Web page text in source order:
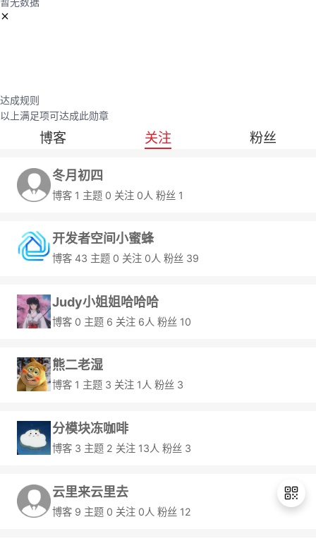
达成规则
以上满足项可达成此勋章
博客 关注 粉丝
冬月初四
博客 1 主题 0 关注 0 粉丝 1
开发者空间小蜜蜂
博客 43 主题 0 关注 0 粉丝 39
Judy小姐姐哈哈哈
博客 0 主题 6 关注 6 粉丝 10
熊二老湿
博客 1 主题 3 关注 1 粉丝 3
分模块冻咖啡
博客 3 主题 2 关注 13 粉丝 3
云里来云里去
博客 9 主题 0 关注 0 粉丝 12